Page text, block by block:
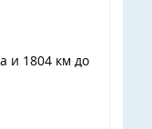
и 1804 км до